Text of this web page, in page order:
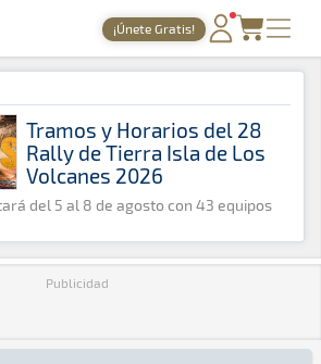
del motor desde 1999
¡Únete Gratis!
PORTADA
TIEMPOS ONLINE
NOTICIAS
AGENDA
GALERÍAS
» 2024 » Noviembre
Tramos y Horarios del 28
Rally de Tierra Isla de Los
Volcanes 2026
del 5 al 8 de agosto con 43 equipos
Publicidad